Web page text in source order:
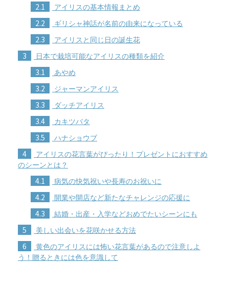
2.1 アイリスの基本情報まとめ
2.2 ギリシャ神話が名前の由来になっている
2.3 アイリスと同じ日の誕生花
3 日本で栽培可能なアイリスの種類を紹介
3.1 あやめ
3.2 ジャーマンアイリス
3.3 ダッチアイリス
3.4 カキツバタ
3.5 ハナショウブ
4
アイリスの花言葉がぴったり！プレゼントにおすすめ
のシーンとは？
4.1 病気の快気祝いや長寿のお祝いに
4.2 開業や開店など新たなチャレンジの応援に
4.3 結婚・出産・入学などおめでたいシーンにも
5 美しい出会いを花咲かせる方法
6
黄色のアイリスには怖い花言葉があるので注意しよ
う！贈るときには色を意識して